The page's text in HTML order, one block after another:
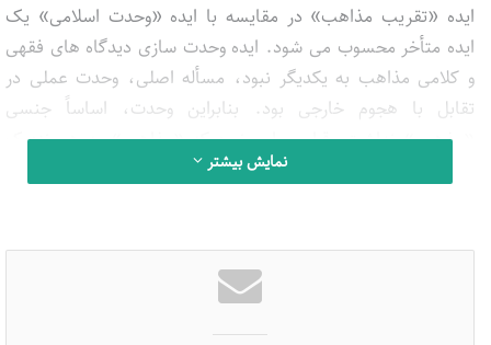
ایده «تقریب مذاهب» در مقایسه با ایده «وحدت اسلامی» یک
ایده متأخر محسوب می شود. ایده وحدت سازی دیدگاه های فقهی
و کلامی مذاهب به یکدیگر نبود، مسأله اصلی، وحدت عملی در
تقابل با هجوم خارجی بود. بنابراین وحدت، اساساً جنسی
«مذهبی» نداشت. قرار بر این نبود که «مذاهب» به هم نزدیک
شوند. ایده وحدت اسلامی ابتدا توسط سیدجمال الدین اسدآبادی
آن وحدتی که سیدجمال و بعدها شاگردان فکری اش پیگیری می
نمایش بیشتر